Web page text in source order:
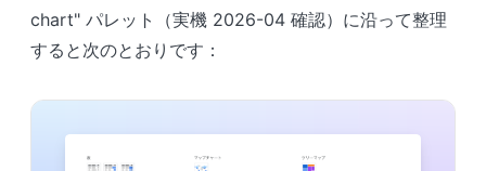
chart" パレット（実機 2026-04 確認）に沿って整理
すると次のとおりです：